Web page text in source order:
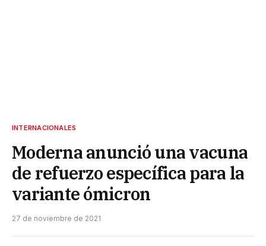
INTERNACIONALES
Moderna anunció una vacuna
de refuerzo específica para la
variante ómicron
27 de noviembre de 2021